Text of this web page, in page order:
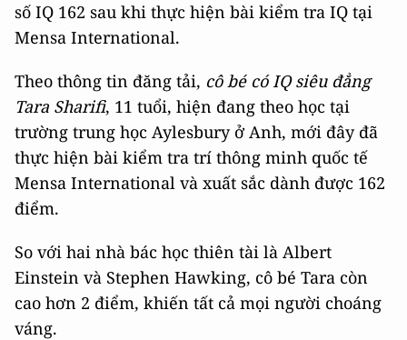
số IQ 162 sau khi thực hiện bài kiểm tra IQ tại
Mensa International.
Theo thông tin đăng tải, cô bé có IQ siêu đẳng
Tara Sharifi, 11 tuổi, hiện đang theo học tại
trường trung học Aylesbury ở Anh, mới đây đã
thực hiện bài kiểm tra trí thông minh quốc tế
Mensa International và xuất sắc dành được 162
điểm.
So với hai nhà bác học thiên tài là Albert
Einstein và Stephen Hawking, cô bé Tara còn
cao hơn 2 điểm, khiến tất cả mọi người choáng
váng.